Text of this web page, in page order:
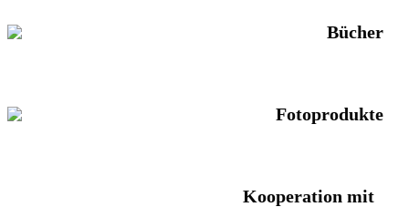
Bücher
Fotoprodukte
Kooperation mit